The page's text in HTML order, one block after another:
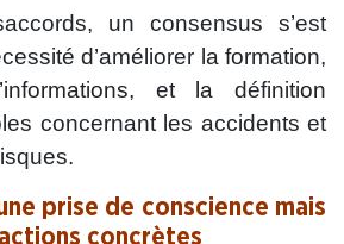
un consensus s’est
d’améliorer la formation,
et la définition
concernant les accidents et
prise de conscience mais
concrètes